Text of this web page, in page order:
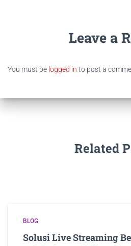
Leave a
You must be logged in to post a
Related
BLOG
Solusi Live Streaming